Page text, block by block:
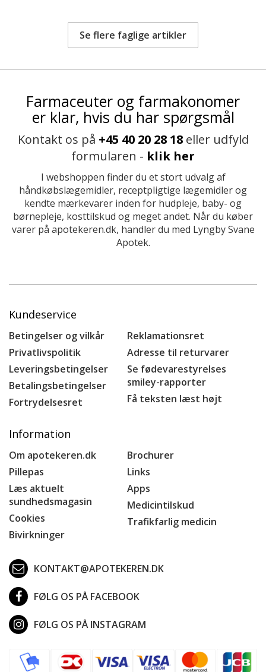
Se flere faglige artikler
Farmaceuter og farmakonomer
er klar, hvis du har spørgsmål
Kontakt os på +45 40 20 28 18eller udfyld
formularen - klik her
I webshoppen finder du et stort udvalg af
håndkøbslægemidler, receptpligtige lægemidler og
kendte mærkevarer inden for hudpleje, baby- og
børnepleje, kosttilskud og meget andet. Når du køber
varer på apotekeren.dk, handler du med Lyngby Svane
Apotek.
Kundeservice
Betingelser og vilkår
Privatlivspolitik
Leveringsbetingelser
Betalingsbetingelser
Fortrydelsesret
Reklamationsret
Adresse til returvarer
Se fødevarestyrelses
smiley-rapporter
Få teksten læst højt
Information
Om apotekeren.dk
Pillepas
Læs aktuelt
sundhedsmagasin
Cookies
Bivirkninger
Brochurer
Links
Apps
Medicintilskud
Trafikfarlig medicin
KONTAKT@APOTEKEREN.DK
FØLG OS PÅ FACEBOOK
FØLG OS PÅ INSTAGRAM